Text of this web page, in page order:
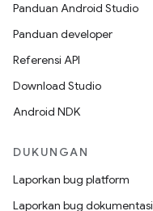
Panduan Android Studio
Panduan developer
Referensi API
Download Studio
Android NDK
DUKUNGAN
Laporkan bug platform
Laporkan bug dokumentasi